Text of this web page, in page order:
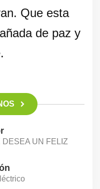
Que esta
de paz y
UN FELIZ